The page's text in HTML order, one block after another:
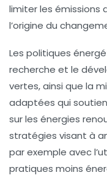
limiter les émissions
l’origine du
Les politiques
recherche et le
vertes, ainsi que la
adaptées qui
sur les énergies
stratégies visant à
par exemple avec
pratiques moins